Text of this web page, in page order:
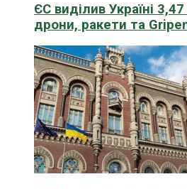
ЄС виділив Україні
дрони, ракети та